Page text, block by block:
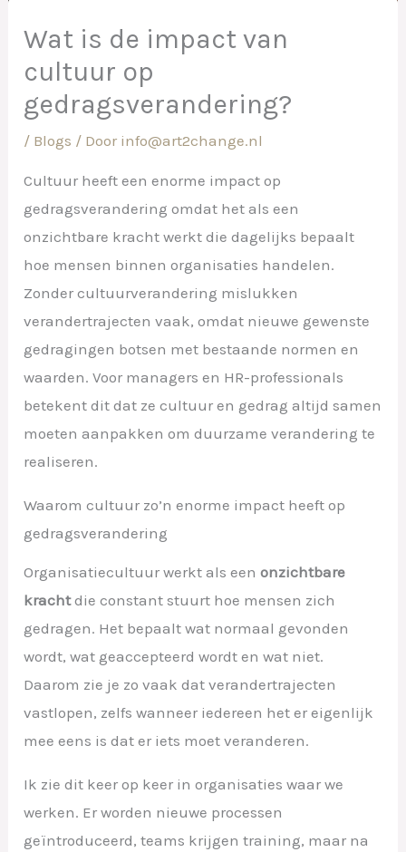
Wat is de impact van
cultuur op
gedragsverandering?
/ Blogs / Door info@art2change.nl
Cultuur heeft een enorme impact op
gedragsverandering omdat het als een
onzichtbare kracht werkt die dagelijks bepaalt
hoe mensen binnen organisaties handelen.
Zonder cultuurverandering mislukken
verandertrajecten vaak, omdat nieuwe gewenste
gedragingen botsen met bestaande normen en
waarden. Voor managers en HR-professionals
betekent dit dat ze cultuur en gedrag altijd samen
moeten aanpakken om duurzame verandering te
realiseren.
Waarom cultuur zo’n enorme impact heeft op
gedragsverandering
Organisatiecultuur werkt als eenonzichtbare
krachtdie constant stuurt hoe mensen zich
gedragen. Het bepaalt wat normaal gevonden
wordt, wat geaccepteerd wordt en wat niet.
Daarom zie je zo vaak dat verandertrajecten
vastlopen, zelfs wanneer iedereen het er eigenlijk
mee eens is dat er iets moet veranderen.
Ik zie dit keer op keer in organisaties waar we
werken. Er worden nieuwe processen
geïntroduceerd, teams krijgen training, maar na